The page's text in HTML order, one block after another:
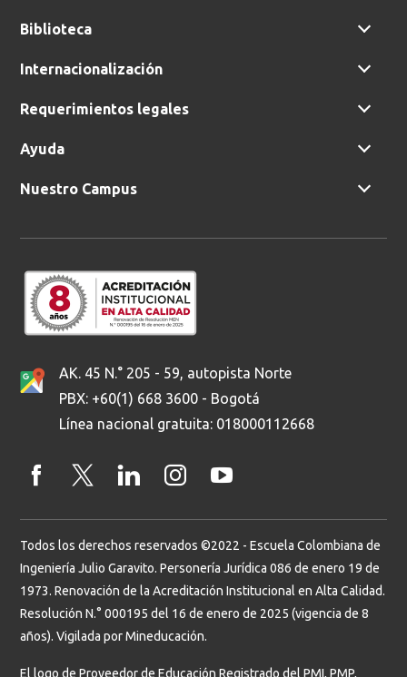
Biblioteca
Internacionalización
Requerimientos legales
Ayuda
Nuestro Campus
AK. 45 N.° 205 - 59, autopista Norte
PBX: +60(1) 668 3600 - Bogotá
Línea nacional gratuita: 018000112668
Todos los derechos reservados ©2022 - Escuela Colombiana de
Ingeniería Julio Garavito. Personería Jurídica 086 de enero 19 de
1973. Renovación de la Acreditación Institucional en Alta Calidad.
Resolución N.° 000195 del 16 de enero de 2025 (vigencia de 8
años). Vigilada por Mineducación.
El logo de Proveedor de Educación Registrado del PMI, PMP,